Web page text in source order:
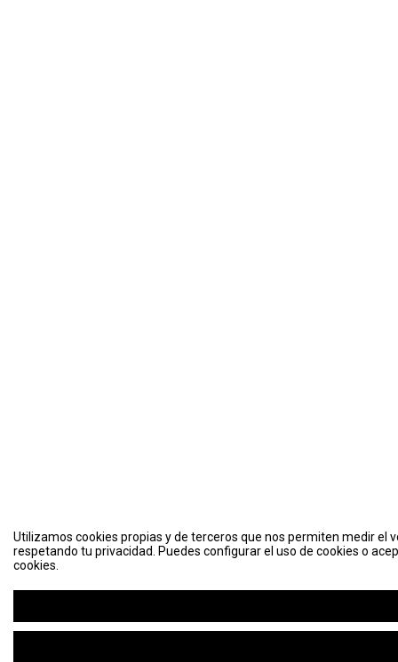
Utilizamos cookies propias y de terceros que nos permiten medir el
respetando tu privacidad. Puedes configurar el uso de cookies o
cookies.